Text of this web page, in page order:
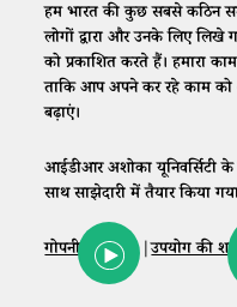
हम भारत की कुछ सबसे कठिन
लोगों द्वारा और उनके लिए लिखे
को प्रकाशित करते हैं। हमारा
ताकि आप अपने कर रहे काम
बढ़ाएं।
आईडीआर अशोका यूनिवर्सिटी
साथ साझेदारी में तैयार किया
गोपनीयता नीति |उपयोग की शर्तें